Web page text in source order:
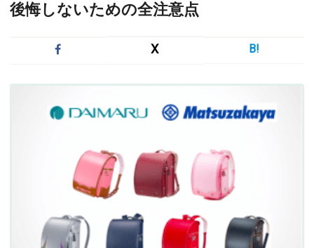
後悔しないための全注意点
X B!